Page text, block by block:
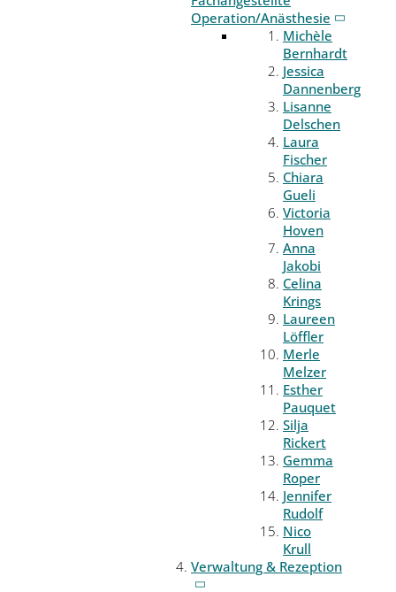
Operation/Anästhesie
Michèle
Bernhardt
Jessica
Dannenberg
Lisanne
Delschen
Laura
Fischer
Chiara
Gueli
Victoria
Hoven
Anna
Jakobi
Celina
Krings
Laureen
Löffler
Merle
Melzer
Esther
Pauquet
Silja
Rickert
Gemma
Roper
Jennifer
Rudolf
Nico
Krull
Verwaltung & Rezeption